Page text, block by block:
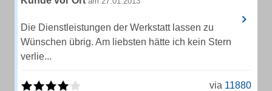
Die Dienstleistungen der Werkstatt lassen zu
Wünschen übrig. Am liebsten hätte ich kein Stern
verlie...
via 11880